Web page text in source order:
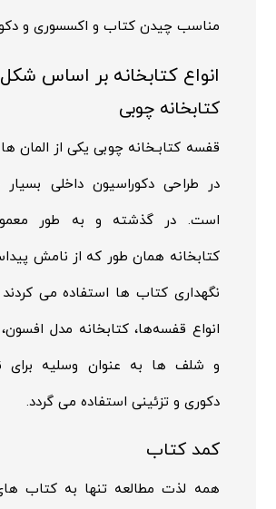
مناسب چیدن کتاب و اکسسوری و
انواع کتابخانه بر اساس شکل
کتابخانه چوبی
قفسه کتابـخانه چوبی یکی از
در طراحی دکوراسیون داخلی
است. در گذشته و به طور
کتابخانه همان طور که از نامش
نگهداری کتاب ها استفاده می کردند
انواع قفسه‌ها، کتابخانه مدل
و شلف ها به عنوان وسلیه برای
دکوری و تزئینی استفاده می گردد.
کمد کتاب
همه لذت مطالعه تنها به کتاب